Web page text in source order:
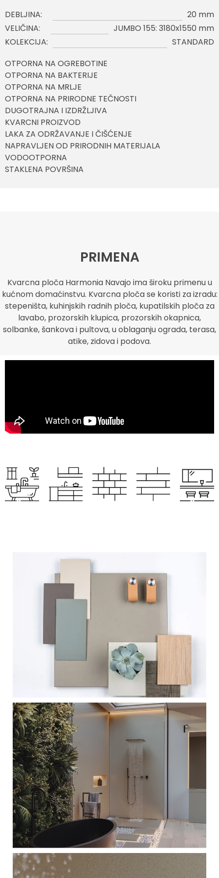
DEBLJINA:
20 mm
VELIČINA:
JUMBO 155: 3180x1550 mm
KOLEKCIJA:
STANDARD
OTPORNA NA OGREBOTINE
OTPORNA NA BAKTERIJE
OTPORNA NA MRLJE
OTPORNA NA PRIRODNE TEČNOSTI
DUGOTRAJNA I IZDRŽLJIVA
KVARCNI PROIZVOD
LAKA ZA ODRŽAVANJE I ČIŠĆENJE
NAPRAVLJEN OD PRIRODNIH MATERIJALA
VODOOTPORNA
STAKLENA POVRŠINA
PRIMENA
Kvarcna ploča Harmonia Navajo ima široku primenu u
kućnom domaćinstvu. Kvarcna ploča se koristi za izradu:
stepeništa, kuhinjskih radnih ploča, kupatilskih ploča za
lavabo, prozorskih klupica, prozorskih okapnica,
solbanke, šankova i pultova, u oblaganju ograda, terasa,
atike, zidova i podova.